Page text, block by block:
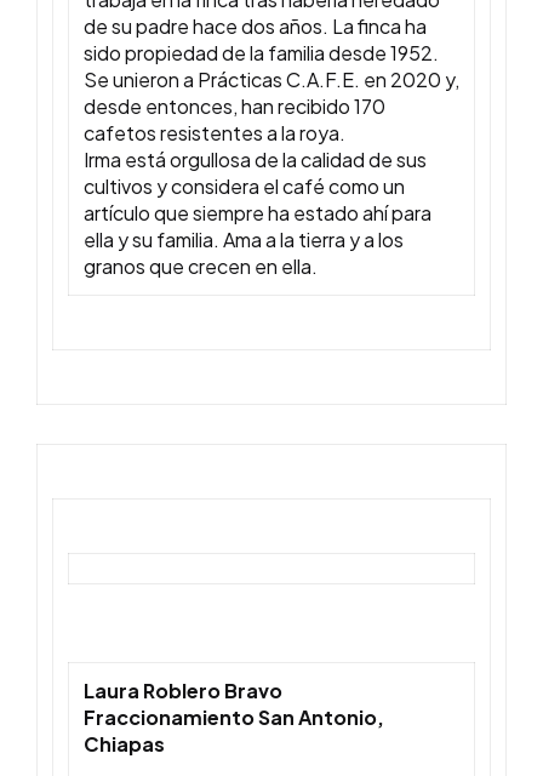
de su padre hace dos años. La finca ha
sido propiedad de la familia desde 1952.
Se unieron a Prácticas C.A.F.E. en 2020 y,
desde entonces, han recibido 170
cafetos resistentes a la roya.
Irma está orgullosa de la calidad de sus
cultivos y considera el café como un
artículo que siempre ha estado ahí para
ella y su familia. Ama a la tierra y a los
granos que crecen en ella.
Laura Roblero Bravo
Fraccionamiento San Antonio,
Chiapas